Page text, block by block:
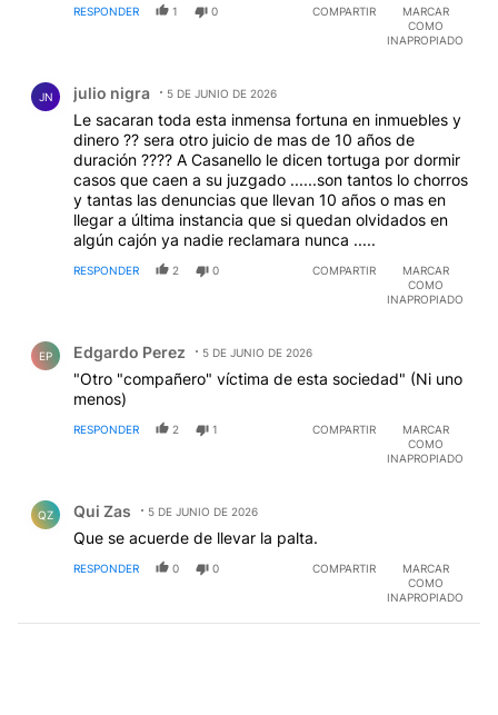
RESPONDER 1 0 COMPARTIR
MARCAR
COMO
INAPROPIADO
JN julio nigra 5 DE JUNIO DE 2026
Le sacaran toda esta inmensa fortuna en inmuebles y
dinero ?? sera otro juicio de mas de 10 años de
duración ???? A Casanello le dicen tortuga por dormir
casos que caen a su juzgado ......son tantos lo chorros
y tantas las denuncias que llevan 10 años o mas en
llegar a última instancia que si quedan olvidados en
algún cajón ya nadie reclamara nunca .....
RESPONDER 2 0 COMPARTIR
MARCAR
COMO
INAPROPIADO
EP Edgardo Perez 5 DE JUNIO DE 2026
"Otro "compañero" víctima de esta sociedad" (Ni uno
menos)
RESPONDER 2 1 COMPARTIR
MARCAR
COMO
INAPROPIADO
QZ Qui Zas 5 DE JUNIO DE 2026
Que se acuerde de llevar la palta.
RESPONDER 0 0 COMPARTIR
MARCAR
COMO
INAPROPIADO